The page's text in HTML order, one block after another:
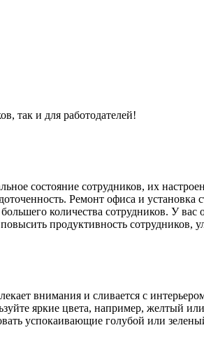
так и для работодателей!
состояние сотрудников, их
Ремонт офиса и
количества сотрудников. У
продуктивность сотрудников,
внимания и сливается с
яркие цвета, например, желтый
успокаивающие голубой или